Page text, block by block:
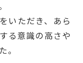
いただき、あら
る意識の高さや
。